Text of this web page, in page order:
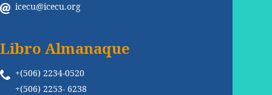
icecu@icecu.org
Libro Almanaque
+(506) 2234-0520
+(506) 2253- 6238